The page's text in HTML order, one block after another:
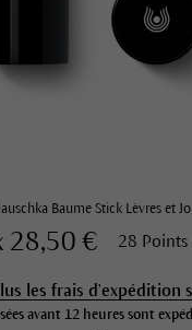
Baume Stick Lèvres et
28,50 € 28 Points
les frais d'expédition
avant 12 heures sont